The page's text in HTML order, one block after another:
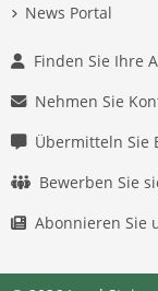
News Portal
Finden Sie Ihre
Nehmen Sie
Übermitteln Sie
Bewerben Sie
Abonnieren Sie